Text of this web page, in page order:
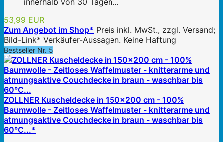
innerhalb von 30 Tagen...
53,99 EUR
Zum Angebot im Shop* Preis inkl. MwSt., zzgl. Versand;
Bild-Link* Verkäufer-Aussagen. Keine Haftung
Bestseller Nr. 5
ZOLLNER Kuscheldecke in 150x200 cm - 100%
Baumwolle - Zeitloses Waffelmuster - knitterarme und
atmungsaktive Couchdecke in braun - waschbar bis
60°C...*